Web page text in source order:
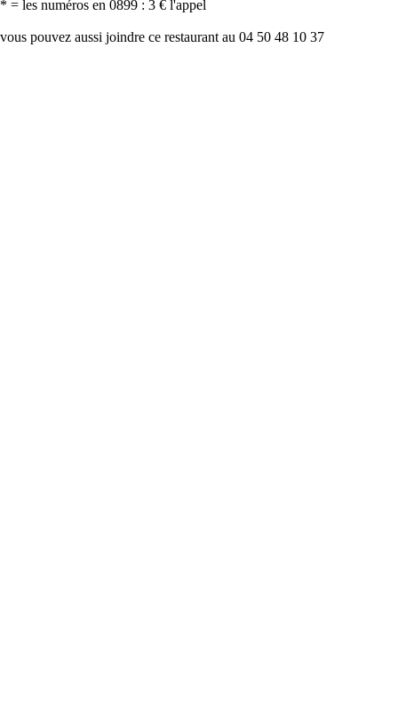
* = les numéros en 0899 : 3 € l'appel
vous pouvez aussi joindre ce restaurant au 04 50 48 10 37